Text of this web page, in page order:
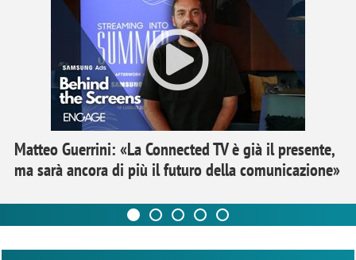
Matteo Guerrini: «La Connected TV è già il presente,
ma sarà ancora di più il futuro della comunicazione»